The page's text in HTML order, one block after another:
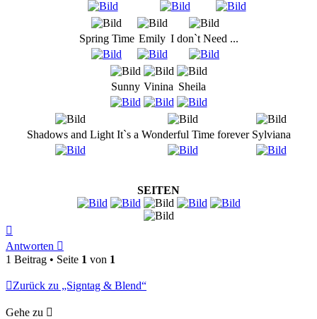
Spring Time Emily I don`t Need ...
Sunny Vinina Sheila
Shadows and Light It`s a Wonderful Time forever Sylviana
SEITEN
oben
Antworten
1 Beitrag • Seite 1 von 1
Zurück zu „Signtag & Blend“
Gehe zu